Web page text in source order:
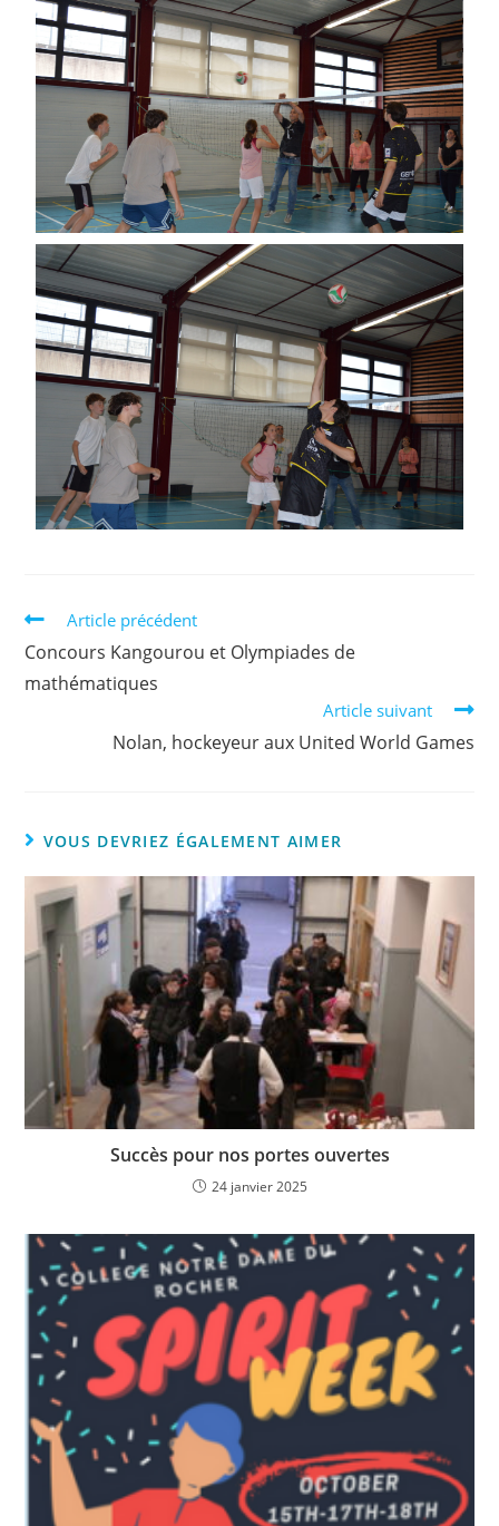
Article précédent
Concours Kangourou et Olympiades de
mathématiques
Article suivant
Nolan, hockeyeur aux United World Games
VOUS DEVRIEZ ÉGALEMENT AIMER
Succès pour nos portes ouvertes
24 janvier 2025